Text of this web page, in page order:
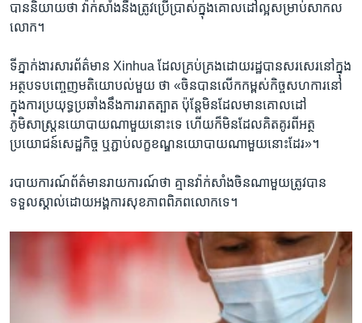
បាន​និយាយ​ថា វ៉ាក់សាំង​នឹង​ត្រូវ​ប្រើប្រាស់​ក្នុង​គោលដៅ​ល្អ​សម្រាប់​សាកល
លោក។
ទីភ្នាក់ងារ​សារព័ត៌មាន ​Xinhua ដែល​គ្រប់គ្រង​ដោយ​រដ្ឋ​បាន​សរសេរ​នៅ​ក្នុង​
អត្ថបទ​បញ្ចេញ​មតិយោបល់​មួយ ​ថា «ចិន​បាន​លើក​កម្ពស់​កិច្ចសហការ​នៅ​
ក្នុង​ការ​ប្រយុទ្ធប្រឆាំង​នឹង​ការ​រាតត្បាត ប៉ុន្តែ​មិន​ដែល​មាន​គោលដៅ​
ភូមិសាស្ត្រ​នយោបាយ​ណា​មួយ​នោះ​ទេ ហើយ​ក៏​មិន​ដែល​គិតគូរ​ពី​អត្ថ
ប្រយោជន៍​សេដ្ឋកិច្ច ឬ​ភ្ជាប់​លក្ខខណ្ឌ​នយោបាយ​ណា​មួយ​នោះ​ដែរ»។
របាយការណ៍​ព័ត៌មាន​រាយការណ៍​ថា ​គ្មានវ៉ាក់សាំងចិនណា​មួយត្រូវ​បាន​
ទទួល​ស្គាល់​ដោយ​អង្គការ​សុខភាព​ពិភពលោកទេ។